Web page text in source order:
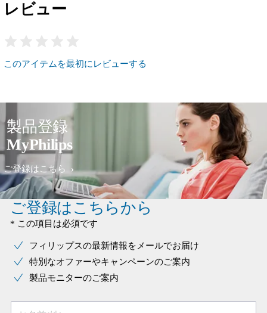
レビュー
このアイテムを最初にレビューする
製品登録
MyPhilips
ご登録はこちら
ご登録はこちらから
* この項目は必須です
フィリップスの最新情報をメールでお届け
特別なオファーやキャンペーンのご案内
製品モニターのご案内